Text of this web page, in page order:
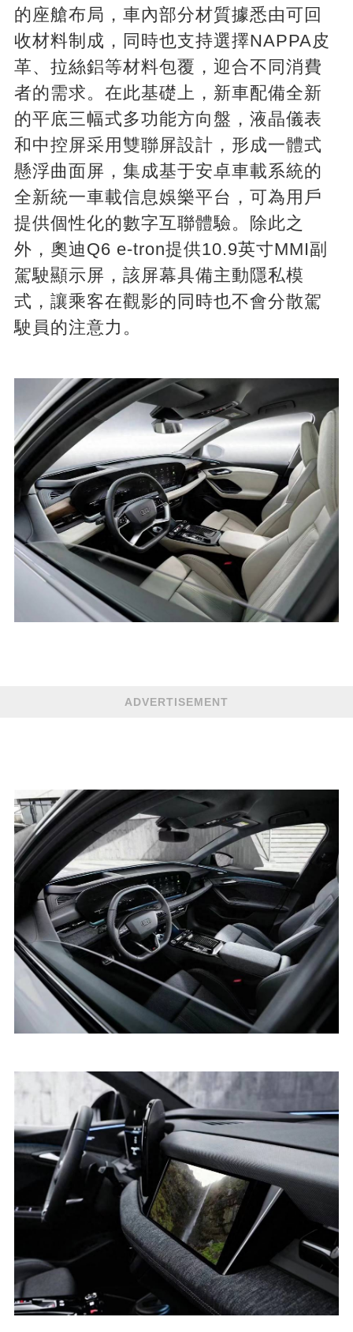
的座艙布局，車內部分材質據悉由可回
收材料制成，同時也支持選擇NAPPA皮
革、拉絲鋁等材料包覆，迎合不同消費
者的需求。在此基礎上，新車配備全新
的平底三幅式多功能方向盤，液晶儀表
和中控屏采用雙聯屏設計，形成一體式
懸浮曲面屏，集成基于安卓車載系統的
全新統一車載信息娛樂平台，可為用戶
提供個性化的數字互聯體驗。除此之
外，奧迪Q6 e-tron提供10.9英寸MMI副
駕駛顯示屏，該屏幕具備主動隱私模
式，讓乘客在觀影的同時也不會分散駕
駛員的注意力。
ADVERTISEMENT